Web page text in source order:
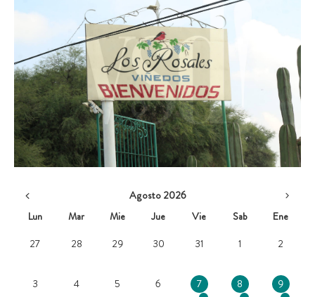
Agosto 2026
Lun
Mar Mie Jue Vie Sab
Ene
27
28 29 30 31 1 2
3 4 5 6 7 8 9